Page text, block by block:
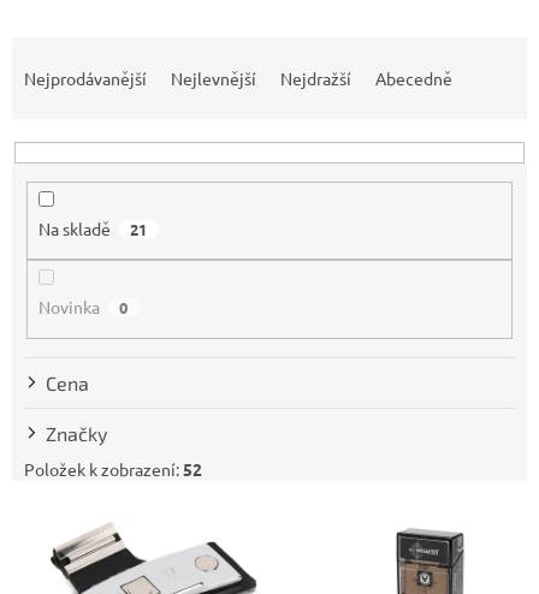
n
Nejprodávanější Nejlevnější Nejdražší Abecedně
Na skladě 21
Novinka 0
Cena
Značky
Položek k zobrazení: 52